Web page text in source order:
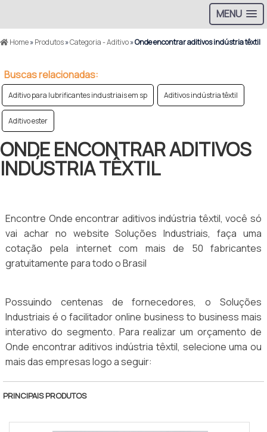
MENU
Home»Produtos»Categoria - Aditivo»Onde encontrar aditivos indústria têxtil
Buscas relacionadas:
Aditivo para lubrificantes industriais em sp Aditivos indústria têxtil
Aditivo ester
ONDE ENCONTRAR ADITIVOS
INDÚSTRIA TÊXTIL
Encontre Onde encontrar aditivos indústria têxtil, você só
vai achar no website Soluções Industriais, faça uma
cotação pela internet com mais de 50 fabricantes
gratuitamente para todo o Brasil
Possuindo centenas de fornecedores, o Soluções
Industriais é o facilitador online business to business mais
interativo do segmento. Para realizar um orçamento de
Onde encontrar aditivos indústria têxtil, selecione uma ou
mais das empresas logo a seguir:
PRINCIPAIS PRODUTOS